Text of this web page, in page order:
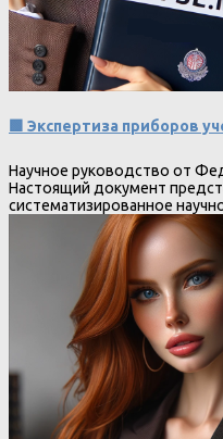
🟩 Экспертиза приборов
Научное руководство от
Настоящий документ
систематизированное